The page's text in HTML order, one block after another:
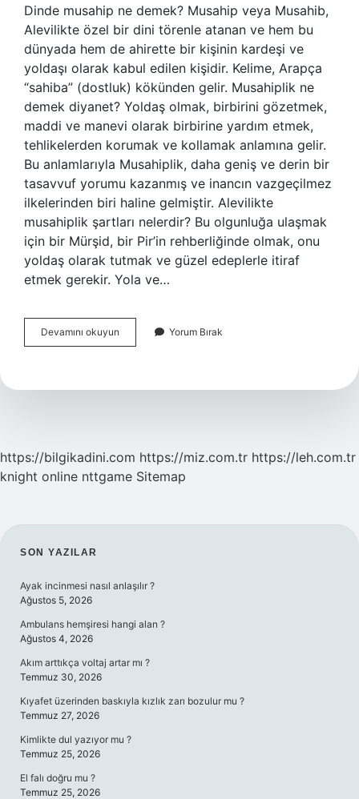
Dinde musahip ne demek? Musahip veya Musahib,
Alevilikte özel bir dini törenle atanan ve hem bu
dünyada hem de ahirette bir kişinin kardeşi ve
yoldaşı olarak kabul edilen kişidir. Kelime, Arapça
“sahiba” (dostluk) kökünden gelir. Musahiplik ne
demek diyanet? Yoldaş olmak, birbirini gözetmek,
maddi ve manevi olarak birbirine yardım etmek,
tehlikelerden korumak ve kollamak anlamına gelir.
Bu anlamlarıyla Musahiplik, daha geniş ve derin bir
tasavvuf yorumu kazanmış ve inancın vazgeçilmez
ilkelerinden biri haline gelmiştir. Alevilikte
musahiplik şartları nelerdir? Bu olgunluğa ulaşmak
için bir Mürşid, bir Pir’in rehberliğinde olmak, onu
yoldaş olarak tutmak ve güzel edeplerle itiraf
etmek gerekir. Yola ve…
Devamını okuyun Musahip
Ne
Kültürü
Yorum Bırak
https://bilgikadini.com https://miz.com.tr https://leh.com.tr
knight online nttgame Sitemap
SIDEBAR
SON YAZILAR
Ayak incinmesi nasıl anlaşılır ?
Ağustos 5, 2026
Ambulans hemşiresi hangi alan ?
Ağustos 4, 2026
Akım arttıkça voltaj artar mı ?
Temmuz 30, 2026
Kıyafet üzerinden baskıyla kızlık zarı bozulur mu ?
Temmuz 27, 2026
Kimlikte dul yazıyor mu ?
Temmuz 25, 2026
El falı doğru mu ?
Temmuz 25, 2026